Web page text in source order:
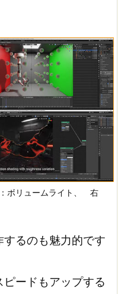
ボリュームライト、 右
るのも魅力的です
ードもアップする